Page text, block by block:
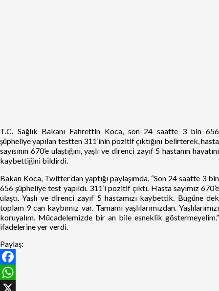
T.C. Sağlık Bakanı Fahrettin Koca, son 24 saatte 3 bin 656
şüpheliye yapılan testten 311’inin pozitif çıktığını belirterek, hasta
sayısının 670’e ulaştığını, yaşlı ve direnci zayıf 5 hastanın hayatını
kaybettiğini bildirdi.
Bakan Koca, Twitter’dan yaptığı paylaşımda, “Son 24 saatte 3 bin
656 şüpheliye test yapıldı. 311’i pozitif çıktı. Hasta sayımız 670’e
ulaştı. Yaşlı ve direnci zayıf 5 hastamızı kaybettik. Bugüne dek
toplam 9 can kaybımız var. Tamamı yaşlılarımızdan. Yaşlılarımızı
koruyalım. Mücadelemizde bir an bile esneklik göstermeyelim.”
ifadelerine yer verdi.
Paylaş:
Facebook
WhatsApp